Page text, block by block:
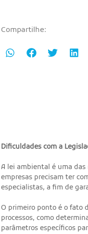
Compartilhe:
Dificuldades com a
A lei ambiental é uma
empresas precisam ter
especialistas, a fim de
O primeiro ponto é o fato
processos, como
parâmetros específicos